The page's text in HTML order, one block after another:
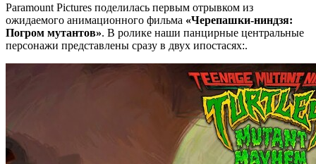
Paramount Pictures поделилась первым отрывком из
ожидаемого анимационного фильма «Черепашки-ниндзя:
Погром мутантов». В ролике наши панцирные центральные
персонажи представлены сразу в двух ипостасях:.